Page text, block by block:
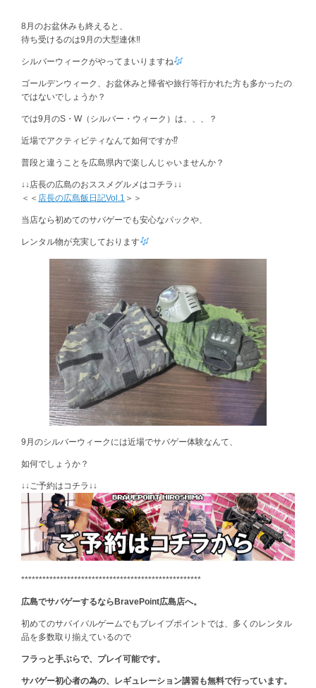
8月のお盆休みも終えると、
待ち受けるのは9月の大型連休‼
シルバーウィークがやってまいりますね
ゴールデンウィーク、お盆休みと帰省や旅行等行かれた方も多かったの
ではないでしょうか？
では9月のS・W（シルバー・ウィーク）は、、、？
近場でアクティビティなんて如何ですか⁉
普段と違うことを広島県内で楽しんじゃいませんか？
↓↓店長の広島のおススメグルメはコチラ↓↓
＜＜ 店長の広島飯日記Vol.1 ＞＞
当店なら初めてのサバゲーでも安心なパックや、
レンタル物が充実しております
9月のシルバーウィークには近場でサバゲー体験なんて、
如何でしょうか？
↓↓ご予約はコチラ↓↓
***************************************************
広島でサバゲーするならBravePoint広島店へ。
初めてのサバイバルゲームでもブレイブポイントでは、多くのレンタル
品を多数取り揃えているので
フラっと手ぶらで、プレイ可能です。
サバゲー初心者の為の、レギュレーション講習も無料で行っています。